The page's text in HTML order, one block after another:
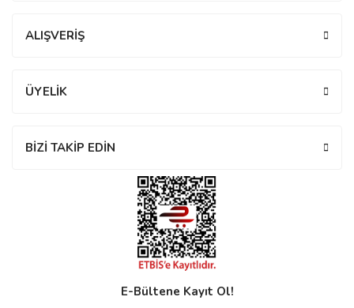
ALIŞVERİŞ
ÜYELİK
BİZİ TAKİP EDİN
E-Bültene Kayıt Ol!